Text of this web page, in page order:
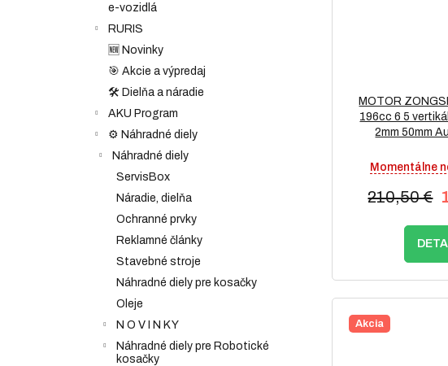
e-vozidlá
RURIS
🆕 Novinky
🎯 Akcie a výpredaj
🛠️ Dielňa a náradie
AKU Program
⚙️ Náhradné diely
Náhradné diely
ServisBox
Náradie, dielňa
Ochranné prvky
Reklamné články
Stavebné stroje
Náhradné diely pre kosačky
Oleje
N O V I N K Y
Náhradné diely pre Robotické
kosačky
MOTOR
196cc 6 5
2mm 50mm
Momentálne
210,50 €
Akcia